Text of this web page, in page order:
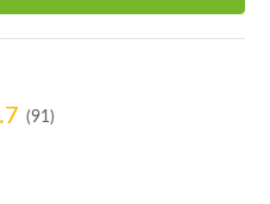
(91)